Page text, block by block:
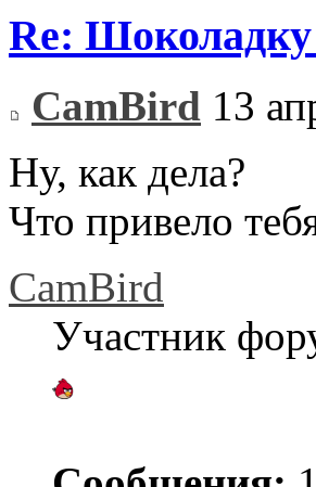
Re: Шоколадку
CamBird 13
Ну, как дела?
Что привело
CamBird
Участник